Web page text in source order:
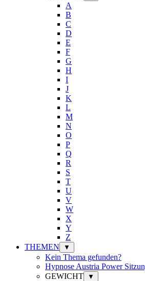
A
B
C
D
E
F
G
H
I
J
K
L
M
N
O
P
Q
R
S
T
U
V
W
X
Y
Z
THEMEN
▼
Kein Thema gefunden?
Hypnose Austria Power
GEWICHT
▼